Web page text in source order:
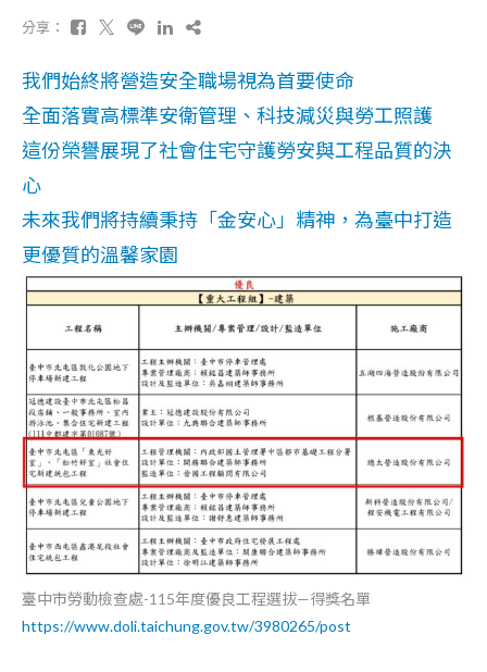
分享：
我們始終將營造安全職場視為首要使命
全面落實高標準安衛管理、科技減災與勞工照護
這份榮譽展現了社會住宅守護勞安與工程品質的決
心
未來我們將持續秉持「金安心」精神，為臺中打造
更優質的溫馨家園
臺中市勞動檢查處-115年度優良工程選拔—得獎名單
https://www.doli.taichung.gov.tw/3980265/post